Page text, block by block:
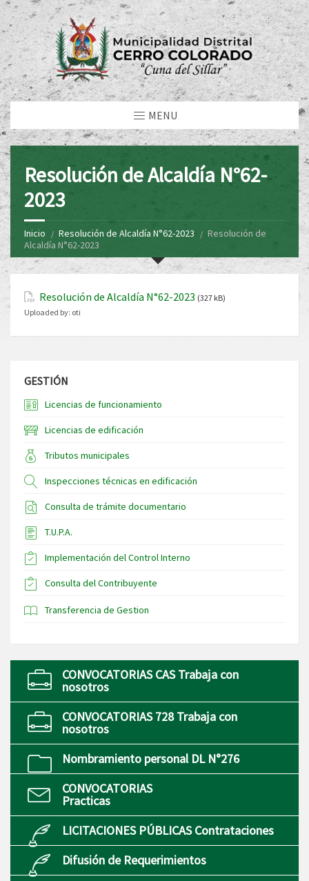
MENU
Resolución de Alcaldía N°62-
2023
Inicio Resolución de Alcaldía N°62-2023
Resolución de
Alcaldía N°62-2023
Resolución de Alcaldía N°62-2023 (327 kB)
Uploaded by: oti
GESTIÓN
Licencias de funcionamiento
Licencias de edificación
Tributos municipales
Inspecciones técnicas en edificación
Consulta de trámite documentario
T.U.P.A.
Implementación del Control Interno
Consulta del Contribuyente
Transferencia de Gestion
CONVOCATORIAS CAS Trabaja con
nosotros
CONVOCATORIAS 728 Trabaja con
nosotros
Nombramiento personal DL N°276
CONVOCATORIAS
Practicas
LICITACIONES PÚBLICAS Contrataciones
Difusión de Requerimientos